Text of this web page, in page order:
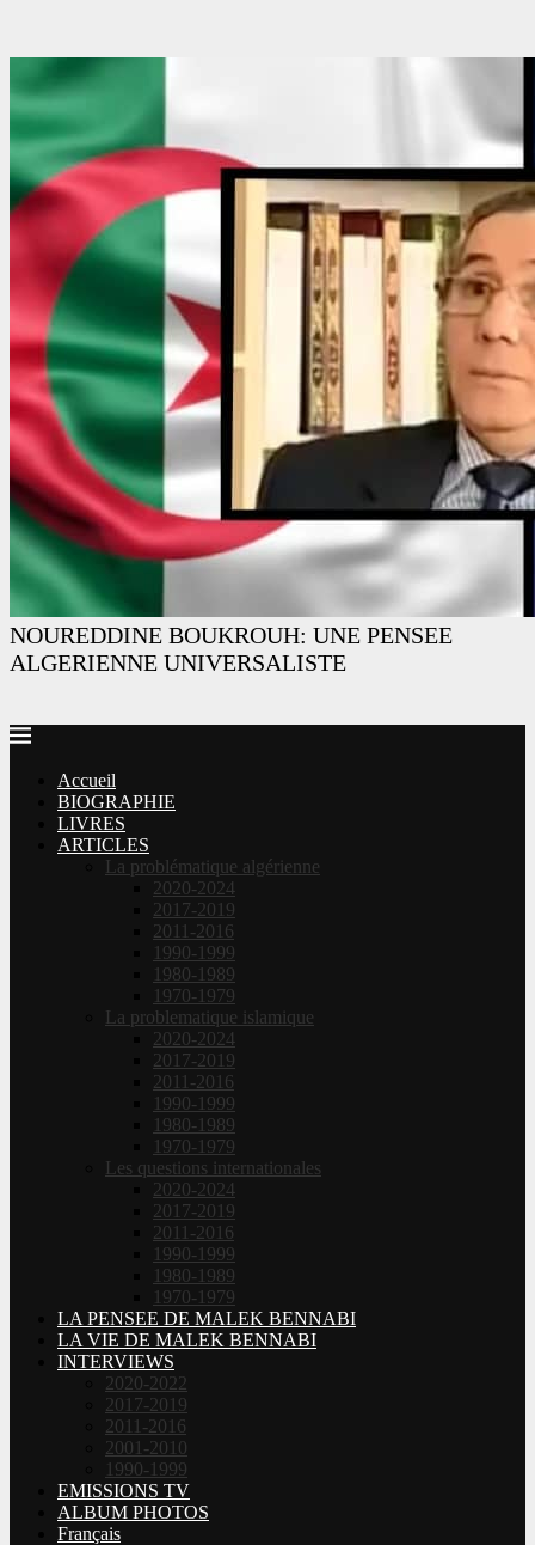
NOUREDDINE BOUKROUH: UNE PENSEE
ALGERIENNE UNIVERSALISTE
Accueil
BIOGRAPHIE
LIVRES
ARTICLES
La problématique algérienne
2020-2024
2017-2019
2011-2016
1990-1999
1980-1989
1970-1979
La problematique islamique
2020-2024
2017-2019
2011-2016
1990-1999
1980-1989
1970-1979
Les questions internationales
2020-2024
2017-2019
2011-2016
1990-1999
1980-1989
1970-1979
LA PENSEE DE MALEK BENNABI
LA VIE DE MALEK BENNABI
INTERVIEWS
2020-2022
2017-2019
2011-2016
2001-2010
1990-1999
EMISSIONS TV
ALBUM PHOTOS
Français